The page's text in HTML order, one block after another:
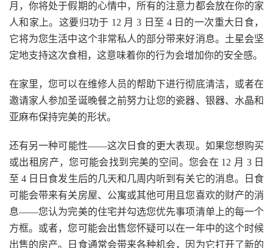
月，你将处于假期的心情中，所有的注意力都会放在你的家
人和家上。这要归功于 12 月 3 日至 4 日的一次重大日食，
它将为您生活中这个非常私人的部分带来好消息。土星会坚
定地支持这次食相，这意味着你的行为会增加你的安全感。
在家里，您可以在维修人员的帮助下进行彻底清洁，或者在
邀请家人参加圣诞晚餐之前努力让您的瓷器、银器、水晶和
亚麻布保持完美的形状。
还有另一种可能性——这次日食的更大表现。如果您想购买
或出租房产，您可能会找到完美的空间。您会在 12 月 3 日
至 4 日日食发生后的几天和几周内听到有关它的消息。日食
可能会带来有关房屋、公寓或其他可用且您喜欢的财产的消
息——您认为完美的住宅并勾选您优先事项清单上的每一个
方框。或者，您可能会出售您怀疑可以在一年中的这个时候
出售的房产。日食通常会带来各种机会，因为它打开了新的